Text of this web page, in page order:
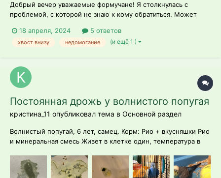
Добрый вечер уважаемые формучане! Я столкнулась с
проблемой, с которой не знаю к кому обратиться. Может
опытом со мной. С приходом весны самец кореллы начал
активно залазить на самку. Малышке 3 года. Когда-то давно в
18 апреля, 2024 5 ответов
хвост внизу недомогание (и ещё 1 )
Постоянная дрожь у волнистого попугая
кристина_11 опубликовал тема в Основной раздел
Волнистый попугай, 6 лет, самец. Корм: Рио + вкусняшки Рио
и минеральная смесь Живет в клетке один, температура в
световой день ~12 часов. Симптомы: дрожь, дыхание всем
телом, разведенные крылья, зеленый иногда жидки...